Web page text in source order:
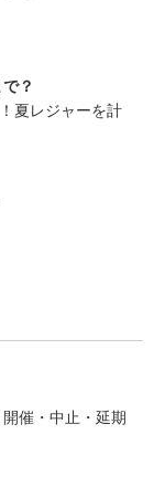
？
夏レジャーを計
催・中止・延期